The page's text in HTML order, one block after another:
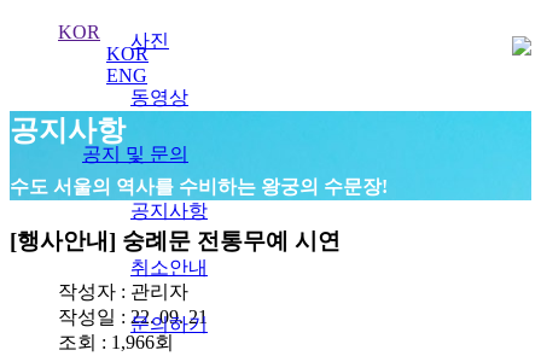
사진
동영상
공지 및 문의
공지사항
취소안내
문의하기
KOR
KOR
ENG
공지사항
수도 서울의 역사를 수비하는 왕궁의 수문장!
[행사안내] 숭례문 전통무예 시연
작성자 : 관리자
작성일 : 22. 09. 21
조회 : 1,966회